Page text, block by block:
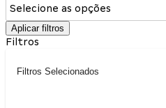
Selecione as opções
Aplicar filtros
Filtros
Filtros Selecionados